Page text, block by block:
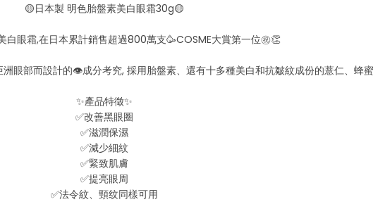
🟡日本製 明色胎盤素美白眼霜30g🟡
白眼霜,在日本累計銷售超過800萬支🥳COSME大賞第一位㊗️👏
眼部而設計的👁️成分考究, 採用胎盤素、還有十多種美白和抗皺紋成份的薏仁、蜂
✨產品特徵✨
✅改善黑眼圈
✅滋潤保濕
✅減少細紋
✅緊致肌膚
✅提亮眼周
✅法令紋、頸纹同樣可用